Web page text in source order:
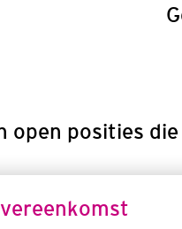
open posities